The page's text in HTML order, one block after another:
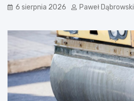
m
o
d
e
ż
y
6 sierpnia 2026 Paweł Dąbrowski